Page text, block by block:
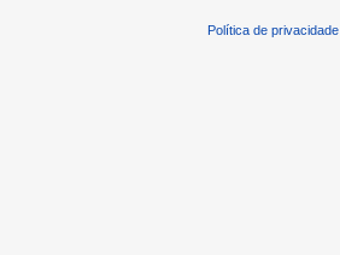
Política de privacidade